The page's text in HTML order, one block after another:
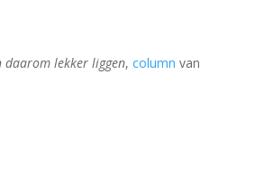
daarom lekker liggen, column van